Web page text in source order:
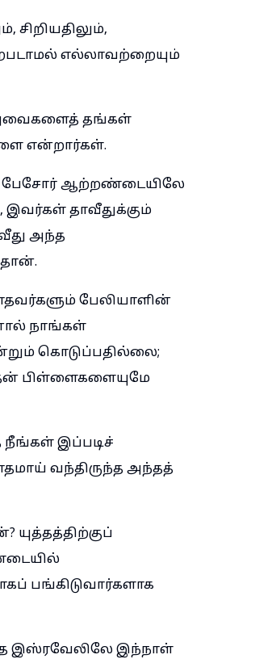
எல்லாவற்றையும்
அவைகளைத் தங்கள்
என்றார்கள்.
பேசோர் ஆற்றண்டையிலே
இவர்கள் தாவீதுக்கும்
அந்த
பேலியாளின்
நாங்கள்
கொடுப்பதில்லை;
பிள்ளைகளையுமே
நீங்கள் இப்படிச்
வந்திருந்த அந்தத்
பங்கிடுவார்களாக
இஸ்ரவேலிலே இந்நாள்